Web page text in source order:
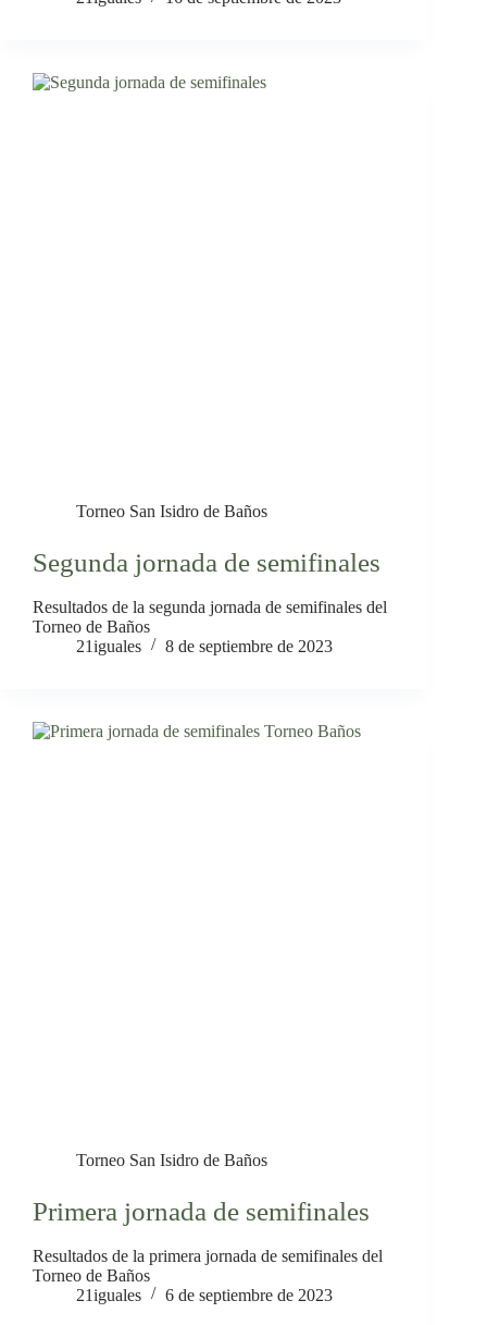
Torneo San Isidro de Baños
Segunda jornada de semifinales
Resultados de la segunda jornada de semifinales del
Torneo de Baños
21iguales
8 de septiembre de 2023
Torneo San Isidro de Baños
Primera jornada de semifinales
Resultados de la primera jornada de semifinales del
Torneo de Baños
21iguales
6 de septiembre de 2023